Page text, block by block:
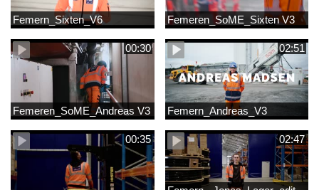
Femern_Sixten_V6 Femeren_SoME_Sixten V3
00:30
Femeren_SoME_Andreas V3
02:51
Femern_Andreas_V3
00:35 02:47